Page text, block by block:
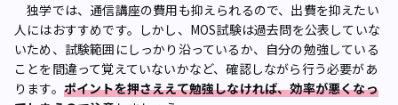
独学では、通信講座の費用も抑えられるので、出費を抑えたい
人にはおすすめです。しかし、MOS試験は過去問を公表していな
いため、試験範囲にしっかり沿っているか、自分の勉強している
ことを間違って覚えていないかなど、確認しながら行う必要があ
ります。 ポイントを押さええて勉強しなければ、効率が悪くなっ